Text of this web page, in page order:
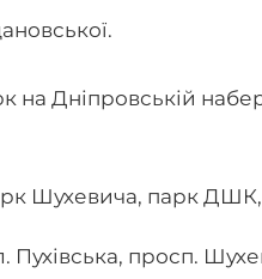
на Дніпровській
Шухевича, парк ДШК,
просп.